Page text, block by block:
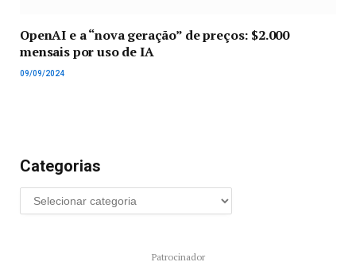
OpenAI e a “nova geração” de preços: $2.000
mensais por uso de IA
09/09/2024
Categorias
Patrocinador